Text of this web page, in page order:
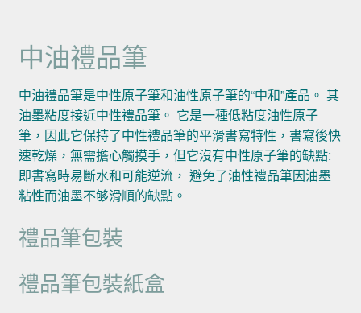
中油禮品筆
中油禮品筆是中性原子筆和油性原子筆的“中和”產品。 其
油墨粘度接近中性禮品筆。 它是一種低粘度油性原子
筆，因此它保持了中性禮品筆的平滑書寫特性，書寫後快
速乾燥，無需擔心觸摸手，但它沒有中性原子筆的缺點:
即書寫時易斷水和可能逆流， 避免了油性禮品筆因油墨
粘性而油墨不够滑順的缺點。
禮品筆包裝
禮品筆包裝紙盒